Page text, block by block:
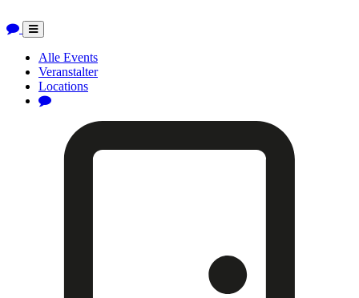
Toggle
navigation
Alle Events
Veranstalter
Locations